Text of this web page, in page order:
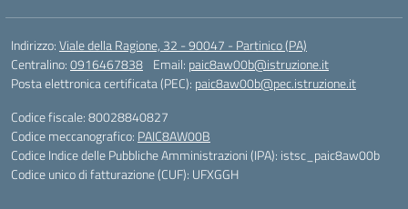
Indirizzo:Viale della Ragione, 32 - 90047 - Partinico (PA)
Centralino:0916467838 Email: paic8aw00b@istruzione.it
Posta elettronica certificata (PEC): paic8aw00b@pec.istruzione.it
Codice fiscale: 80028840827
Codice meccanografico: PAIC8AW00B
Codice Indice delle Pubbliche Amministrazioni (IPA): istsc_paic8aw00b
Codice unico di fatturazione (CUF): UFXGGH